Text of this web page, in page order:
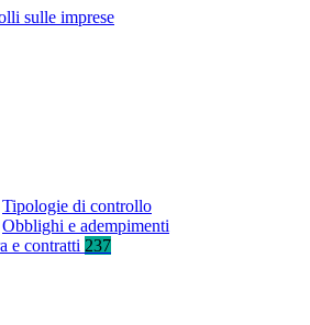
sulle imprese
Tipologie di controllo
Obblighi e adempimenti
e contratti 237